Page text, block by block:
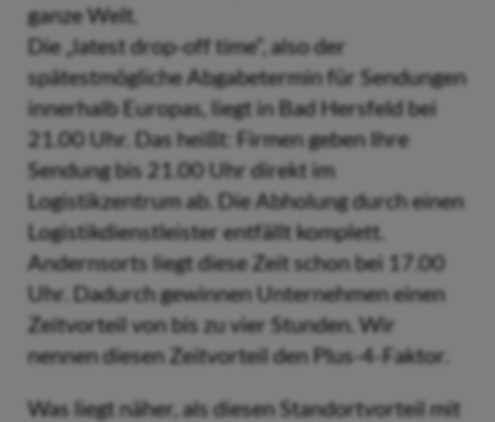
ganze Welt.
Die „latest drop-off time“, also der
spätestmögliche Abgabetermin für Sendungen
innerhalb Europas, liegt in Bad Hersfeld bei
21.00 Uhr. Das heißt: Firmen geben Ihre
Sendung bis 21.00 Uhr direkt im
Logistikzentrum ab. Die Abholung durch einen
Logistikdienstleister entfällt komplett.
Andernsorts liegt diese Zeit schon bei 17.00
Uhr. Dadurch gewinnen Unternehmen einen
Zeitvorteil von bis zu vier Stunden. Wir
nennen diesen Zeitvorteil den Plus-4-Faktor.
Was liegt näher, als diesen Standortvorteil mit